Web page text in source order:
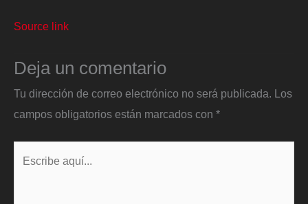
Source link
Deja un comentario
Tu dirección de correo electrónico no será publicada. Los
campos obligatorios están marcados con *